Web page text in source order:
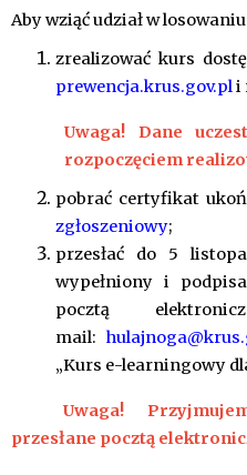
Aby wziąć udział w
zrealizować kurs
prewencja.krus.gov.pli
Uwaga! Dane
rozpoczęciem
pobrać certyfikat
zgłoszeniowy;
przesłać do 5
wypełniony i
pocztą
mail:
„Kurs e-learningowy
Uwaga!
przesłane pocztą